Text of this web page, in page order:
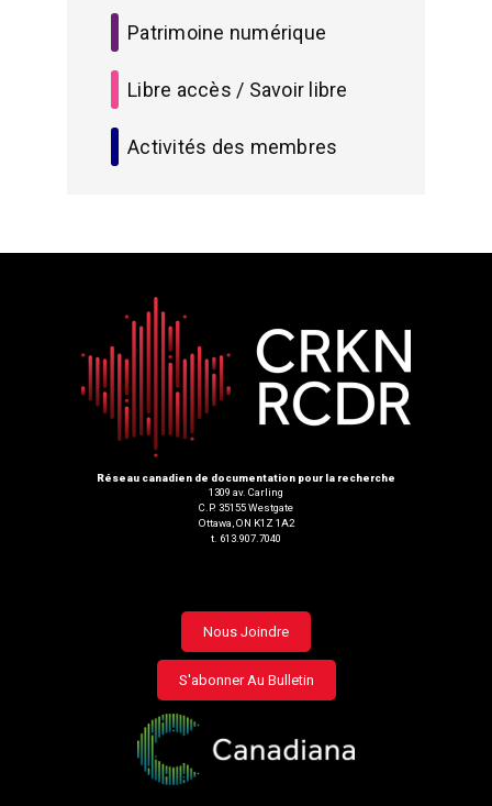
Patrimoine numérique
Libre accès / Savoir libre
Activités des membres
Réseau canadien de documentation pour la recherche
1309 av. Carling
C.P. 35155 Westgate
Ottawa, ON K1Z 1A2
t. 613.907.7040
Footer
menu
Nous Joindre
S'abonner Au Bulletin